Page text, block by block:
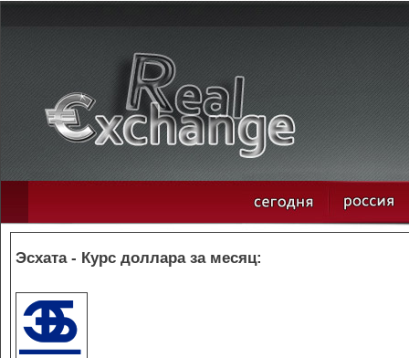
Эсхата - Курс доллара за месяц: